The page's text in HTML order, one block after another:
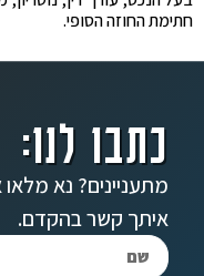
חתימת החוזה הסופי.
כתבו לנו:
מתעניינים? נא
איתך קשר בהקדם.